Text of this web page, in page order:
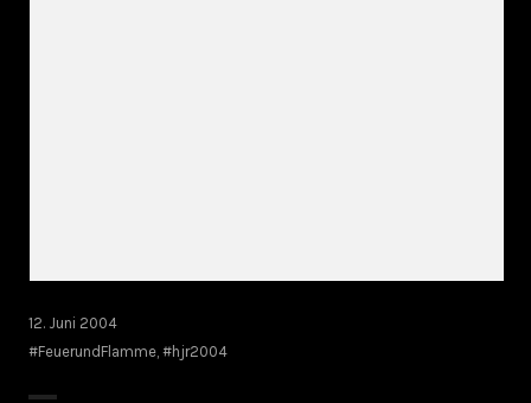
12. Juni 2004
#FeuerundFlamme #hjr2004